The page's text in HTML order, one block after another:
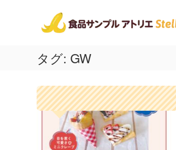
タグ: GW